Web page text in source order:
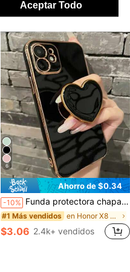
6
Ahorro de $0.34
-10% Funda protectora chapada en oro con elemento en forma de corazón negro a prueba de golpes y soporte en forma de corazón chapado en oro, compatible con iPhone 17/16e/15/14/13/12/11/XS/XR/X/7/8 Plus/Pro Max, Galaxy S25/S24U/S23/A55/A54/A35/A25/A17/A07/A16/A06, versión internacional de la carcasa protectora electrolítica, no la versión nacional, regalo de Pascua de primavera
#1 Más vendidos en Honor X8 Fundas para teléfonos
$3.06 2.4k+ vendidos
Aceptar Todo